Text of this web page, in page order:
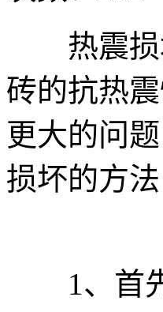
热震损
砖的抗热
更大的问
损坏的方
1、首先